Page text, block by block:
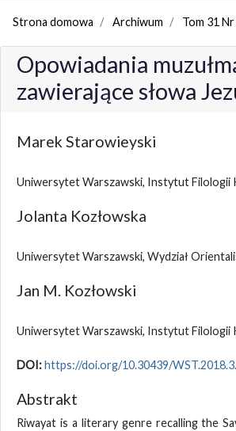
Strona domowa Archiwum Tom 31
Opowiadania
zawierające słowa
Marek Starowieyski
Uniwersytet Warszawski, Instytut Filologii
Jolanta Kozłowska
Uniwersytet Warszawski, Wydział
Jan M. Kozłowski
Uniwersytet Warszawski, Instytut Filologii
DOI:https://doi.org/10.30439/
Abstrakt
Riwayat is a literary genre recalling the